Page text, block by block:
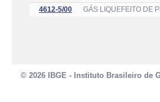
4612-5/00
GÁS LIQUEFEITO DE
© 2026 IBGE - Instituto Brasileiro de